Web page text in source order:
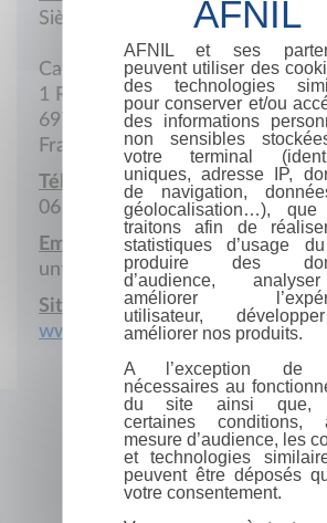
Siège social
Cabinet pluridisciplinaire La
1 Rue Hector-Berlioz
69740 Genas
France
Téléphone portable :
06 20 44 21 13
Email :
untempspourdevenir@gmail.com
Site Internet :
www.untempspourdevenir.com
AFNIL et ses
peuvent utiliser des
des technologies
pour conserver et/ou
des informations
non sensibles
votre terminal
uniques, adresse IP,
de navigation,
géolocalisation…), que
traitons afin de
statistiques d’usage
produire des
d’audience,
améliorer
utilisateur,
améliorer nos produits.
A l’exception de
nécessaires au
du site ainsi que,
certaines
mesure d’audience, les
et technologies
peuvent être déposés
votre consentement.